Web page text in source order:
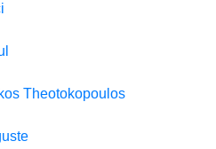
Theotokopoulos